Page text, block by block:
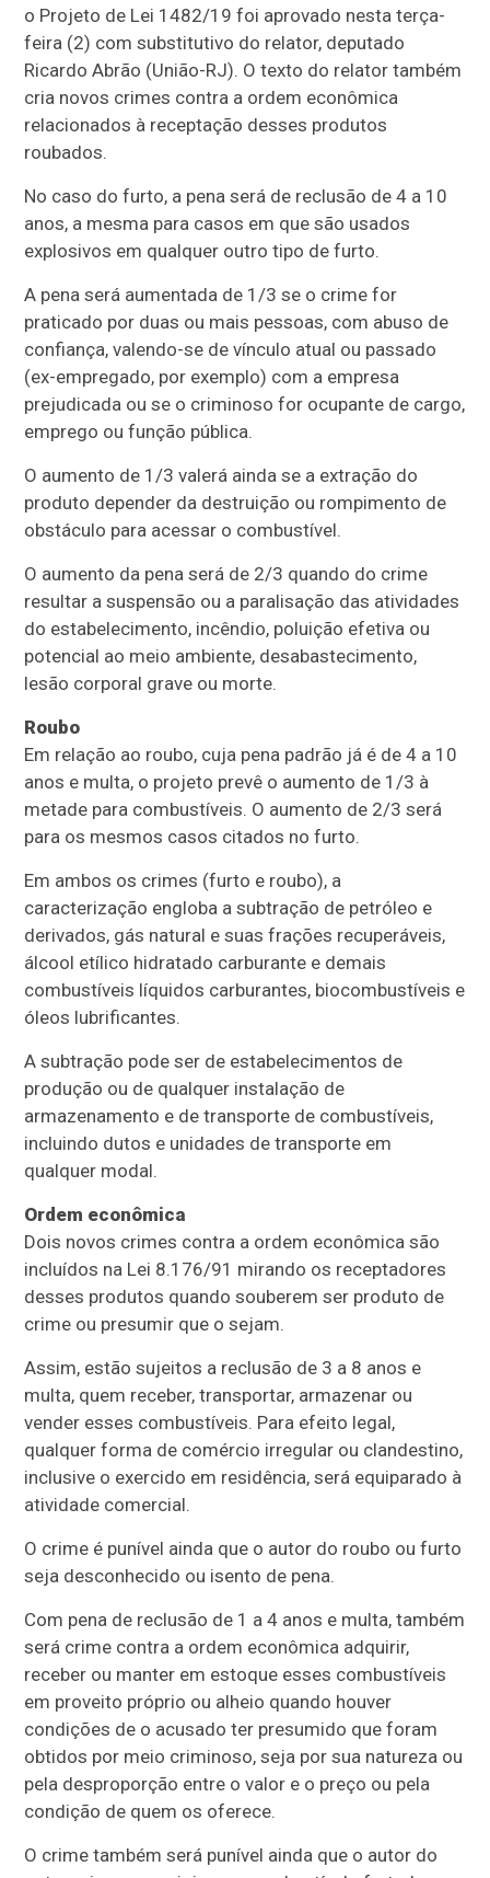
o Projeto de Lei 1482/19 foi aprovado nesta terça-
feira (2) comsubstitutivo do relator, deputado
Ricardo Abrão (União-RJ). O texto do relator também
cria novos crimes contra a ordem econômica
relacionados à receptação desses produtos
roubados.
No caso do furto, a pena será de reclusão de 4 a 10
anos, a mesma para casos em que são usados
explosivos em qualquer outro tipo de furto.
A pena será aumentada de 1/3 se o crime for
praticado por duas ou mais pessoas, com abuso de
confiança, valendo-se de vínculo atual ou passado
(ex-empregado, por exemplo) com a empresa
prejudicada ou se o criminoso for ocupante de cargo,
emprego ou função pública.
O aumento de 1/3 valerá ainda se a extração do
produto depender da destruição ou rompimento de
obstáculo para acessar o combustível.
O aumento da pena será de 2/3 quando do crime
resultar a suspensão ou a paralisação das atividades
do estabelecimento, incêndio, poluição efetiva ou
potencial ao meio ambiente, desabastecimento,
lesão corporal grave ou morte.
Roubo
Em relação ao roubo, cuja pena padrão já é de 4 a 10
anos e multa, o projeto prevê o aumento de 1/3 à
metade para combustíveis. O aumento de 2/3 será
para os mesmos casos citados no furto.
Em ambos os crimes (furto e roubo), a
caracterização engloba a subtração de petróleo e
derivados, gás natural e suas frações recuperáveis,
álcool etílico hidratado carburante e demais
combustíveis líquidos carburantes, biocombustíveis e
óleos lubrificantes.
A subtração pode ser de estabelecimentos de
produção ou de qualquer instalação de
armazenamento e de transporte de combustíveis,
incluindo dutos e unidades de transporte em
qualquer modal.
Ordem econômica
Dois novos crimes contra a ordem econômica são
incluídos na Lei 8.176/91 mirando os receptadores
desses produtos quando souberem ser produto de
crime ou presumir que o sejam.
Assim, estão sujeitos a reclusão de 3 a 8 anos e
multa, quem receber, transportar, armazenar ou
vender esses combustíveis. Para efeito legal,
qualquer forma de comércio irregular ou clandestino,
inclusive o exercido em residência, será equiparado à
atividade comercial.
O crime é punível ainda que o autor do roubo ou furto
seja desconhecido ou isento de pena.
Com pena de reclusão de 1 a 4 anos e multa, também
será crime contra a ordem econômica adquirir,
receber ou manter em estoque esses combustíveis
em proveito próprio ou alheio quando houver
condições de o acusado ter presumido que foram
obtidos por meio criminoso, seja por sua natureza ou
pela desproporção entre o valor e o preço ou pela
condição de quem os oferece.
O crime também será punível ainda que o autor do